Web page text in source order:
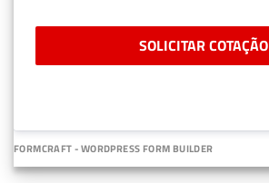
SOLICITAR COTAÇÃO
FORMCRAFT - WORDPRESS FORM BUILDER